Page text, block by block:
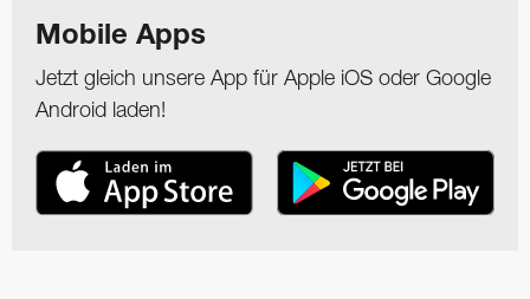
Mobile Apps
Jetzt gleich unsere App für Apple iOS oder Google
Android laden!